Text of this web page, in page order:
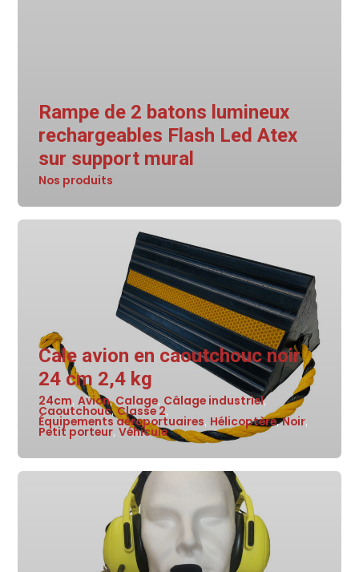
Rampe de 2 batons lumineux
rechargeables Flash Led Atex
sur support mural
Nos produits
Cale avion en caoutchouc noir
24 cm 2,4 kg
24cm, Avion,Calage, Câlage industriel,
Caoutchouc,Classe 2,
Équipements aéroportuaires, Hélicoptère,Noir,
Petit porteur,Véhicule